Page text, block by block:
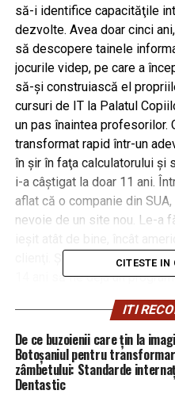
să-i identifice capacităţile
dezvolte. Avea doar cinci
să descopere tainele
jocurile videp, pe care a
să-şi construiască el
cursuri de IT la Palatul
un pas înaintea profesorilor.
transformat rapid într-un
în şir în faţa calculatorului şi
i-a câştigat la doar 11 ani.
aflat că o companie din
nevoie de un site nou. Le-a
clienţi. Și astfel Sebastian
14 ani să fie deja un
având o reputaţie
Revelaţia adolescentului
La 16 ani, bifa primul lui
dolari. Dar acesta era doar
CITESTE IN
ITI
De ce buzoienii care țin la
Botoșaniul pentru
zâmbetului: Standarde
Dentastic